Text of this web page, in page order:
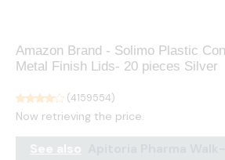
Amazon Brand - Solimo Plastic
Metal Finish Lids- 20 pieces Silver
(4159554)
Now retrieving the price.